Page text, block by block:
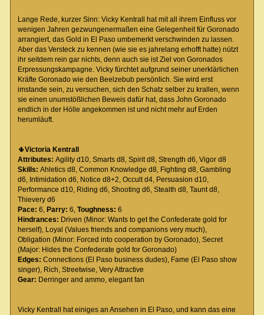
Lange Rede, kurzer Sinn: Vicky Kentrall hat mit all ihrem Einfluss vor
wenigen Jahren gezwungenermaßen eine Gelegenheit für Goronado
arrangiert, das Gold in El Paso umbemerkt verschwinden zu lassen.
Aber das Versteck zu kennen (wie sie es jahrelang erhofft hatte) nützt
ihr seitdem rein gar nichts, denn auch sie ist Ziel von Goronados
Erpressungskampagne. Vicky fürchtet aufgrund seiner unerklärlichen
Kräfte Goronado wie den Beelzebub persönlich. Sie wird erst
imstande sein, zu versuchen, sich den Schatz selber zu krallen, wenn
sie einen unumstößlichen Beweis dafür hat, dass John Goronado
endlich in der Hölle angekommen ist und nicht mehr auf Erden
herumläuft.
🌵Victoria Kentrall
Attributes: Agility d10, Smarts d8, Spirit d8, Strength d6, Vigor d8
Skills: Ahletics d8, Common Knowledge d8, Fighting d8, Gambling
d6, Intimidation d6, Notice d8+2, Occult d4, Persuasion d10,
Performance d10, Riding d6, Shooting d6, Stealth d8, Taunt d8,
Thievery d6
Pace: 6, Parry: 6, Toughness: 6
Hindrances: Driven (Minor: Wants to get the Confederate gold for
herself), Loyal (Values friends and companions very much),
Obligation (Minor: Forced into cooperation by Goronado), Secret
(Major: Hides the Confederate gold for Goronado)
Edges: Connections (El Paso business dudes), Fame (El Paso show
singer), Rich, Streetwise, Very Attractive
Gear: Derringer and ammo, elegant fan
Vicky Kentrall hat einiges an Ansehen in El Paso, und kann das eine